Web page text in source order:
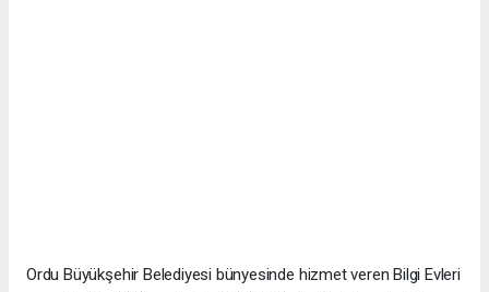
Ordu Büyükşehir Belediyesi bünyesinde hizmet veren Bilgi Evleri